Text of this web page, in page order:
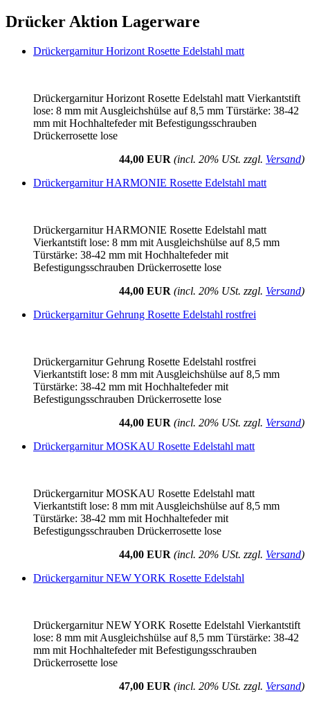
Drücker Aktion Lagerware
Drückergarnitur Horizont Rosette Edelstahl matt
Drückergarnitur Horizont Rosette Edelstahl matt Vierkantstift
lose: 8 mm mit Ausgleichshülse auf 8,5 mm Türstärke: 38-42
mm mit Hochhaltefeder mit Befestigungsschrauben
Drückerrosette lose
44,00 EUR (incl. 20% USt. zzgl. Versand)
Drückergarnitur HARMONIE Rosette Edelstahl matt
Drückergarnitur HARMONIE Rosette Edelstahl matt
Vierkantstift lose: 8 mm mit Ausgleichshülse auf 8,5 mm
Türstärke: 38-42 mm mit Hochhaltefeder mit
Befestigungsschrauben Drückerrosette lose
44,00 EUR (incl. 20% USt. zzgl. Versand)
Drückergarnitur Gehrung Rosette Edelstahl rostfrei
Drückergarnitur Gehrung Rosette Edelstahl rostfrei
Vierkantstift lose: 8 mm mit Ausgleichshülse auf 8,5 mm
Türstärke: 38-42 mm mit Hochhaltefeder mit
Befestigungsschrauben Drückerrosette lose
44,00 EUR (incl. 20% USt. zzgl. Versand)
Drückergarnitur MOSKAU Rosette Edelstahl matt
Drückergarnitur MOSKAU Rosette Edelstahl matt
Vierkantstift lose: 8 mm mit Ausgleichshülse auf 8,5 mm
Türstärke: 38-42 mm mit Hochhaltefeder mit
Befestigungsschrauben Drückerrosette lose
44,00 EUR (incl. 20% USt. zzgl. Versand)
Drückergarnitur NEW YORK Rosette Edelstahl
Drückergarnitur NEW YORK Rosette Edelstahl Vierkantstift
lose: 8 mm mit Ausgleichshülse auf 8,5 mm Türstärke: 38-42
mm mit Hochhaltefeder mit Befestigungsschrauben
Drückerrosette lose
47,00 EUR (incl. 20% USt. zzgl. Versand)